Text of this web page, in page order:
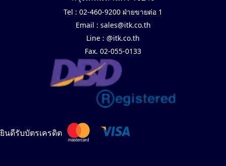
Tel : 02-460-9200 ฝ่ายขายต่อ 1
Email : sales@itk.co.th
Line : @itk.co.th
Fax. 02-055-0133
ยินดีรับบัตรเครดิต